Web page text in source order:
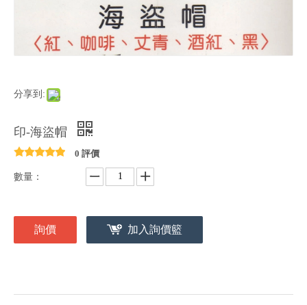
分享到:
印-海盜帽
0 評價
數量：
詢價 加入詢價籃